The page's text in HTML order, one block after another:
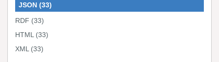
JSON (33)
RDF (33)
HTML (33)
XML (33)